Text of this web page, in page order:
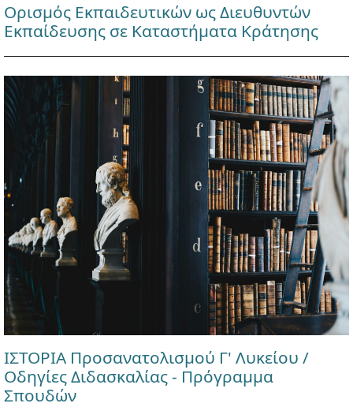
Ορισμός Εκπαιδευτικών ως Διευθυντών
Εκπαίδευσης σε Καταστήματα Κράτησης
ΙΣΤΟΡΙΑ Προσανατολισμού Γ' Λυκείου /
Οδηγίες Διδασκαλίας - Πρόγραμμα
Σπουδών